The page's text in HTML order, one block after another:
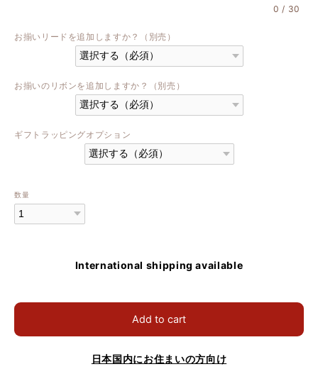
0 / 30
お揃いリードを追加しますか？（別売）
お揃いのリボンを追加しますか？（別売）
ギフトラッピングオプション
数量
International shipping available
Add to cart
日本国内にお住まいの方向け